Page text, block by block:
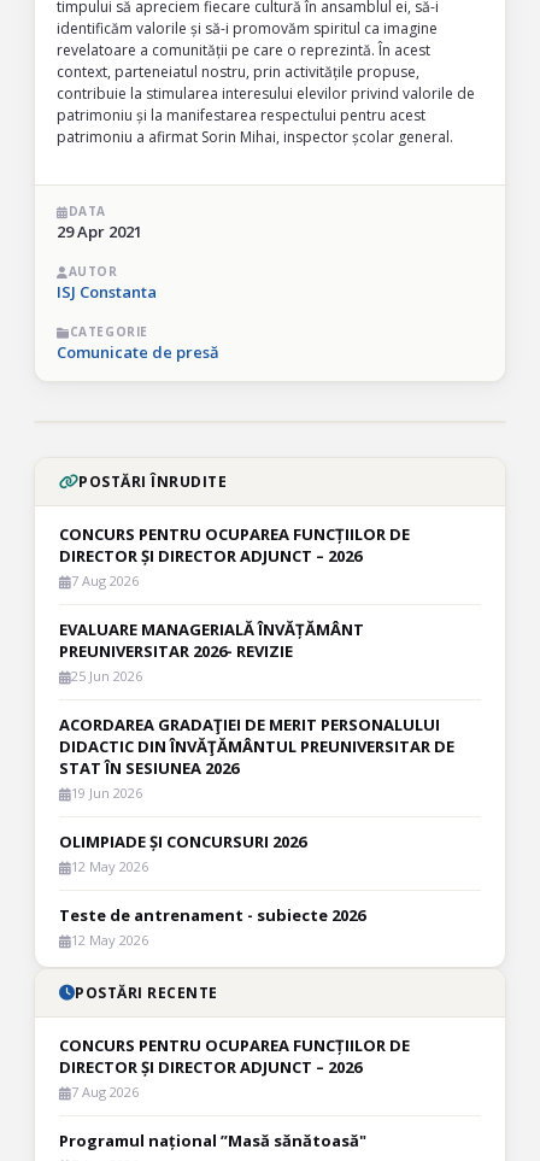
timpului să apreciem fiecare cultură în ansamblul ei, să-i
identificăm valorile și să-i promovăm spiritul ca imagine
revelatoare a comunității pe care o reprezintă. În acest
context, parteneiatul nostru, prin activitățile propuse,
contribuie la stimularea interesului elevilor privind valorile de
patrimoniu și la manifestarea respectului pentru acest
patrimoniu a afirmat Sorin Mihai, inspector școlar general.
DATA
29 Apr 2021
AUTOR
ISJ Constanta
CATEGORIE
Comunicate de presă
POSTĂRI ÎNRUDITE
CONCURS PENTRU OCUPAREA FUNCȚIILOR DE
DIRECTOR ȘI DIRECTOR ADJUNCT – 2026
7 Aug 2026
EVALUARE MANAGERIALĂ ÎNVĂȚĂMÂNT
PREUNIVERSITAR 2026- REVIZIE
25 Jun 2026
ACORDAREA GRADAŢIEI DE MERIT PERSONALULUI
DIDACTIC DIN ÎNVĂŢĂMÂNTUL PREUNIVERSITAR DE
STAT ÎN SESIUNEA 2026
19 Jun 2026
OLIMPIADE ȘI CONCURSURI 2026
12 May 2026
Teste de antrenament - subiecte 2026
12 May 2026
POSTĂRI RECENTE
CONCURS PENTRU OCUPAREA FUNCȚIILOR DE
DIRECTOR ȘI DIRECTOR ADJUNCT – 2026
7 Aug 2026
Programul național ”Masă sănătoasă"